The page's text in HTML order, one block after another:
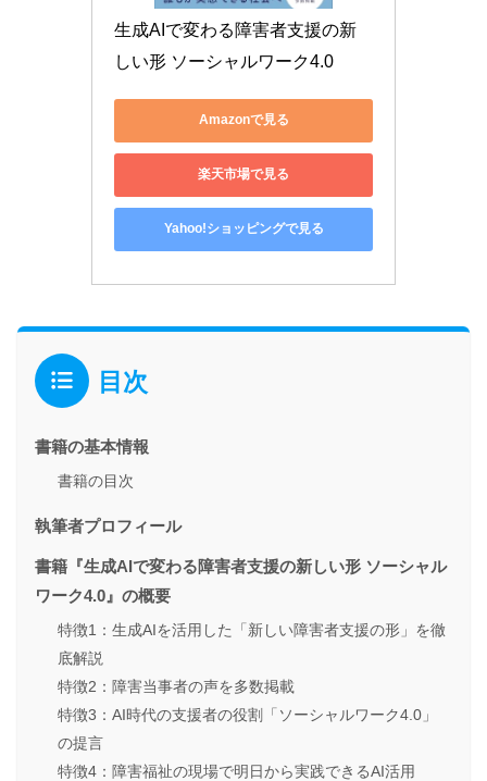
生成AIで変わる障害者支援の新
しい形 ソーシャルワーク4.0
Amazonで見る
楽天市場で見る
Yahoo!ショッピングで見る
目次
書籍の基本情報
書籍の目次
執筆者プロフィール
書籍『生成AIで変わる障害者支援の新しい形 ソーシャル
ワーク4.0』の概要
特徴1：生成AIを活用した「新しい障害者支援の形」を徹
底解説
特徴2：障害当事者の声を多数掲載
特徴3：AI時代の支援者の役割「ソーシャルワーク4.0」
の提言
特徴4：障害福祉の現場で明日から実践できるAI活用